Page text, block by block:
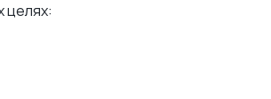
целях: